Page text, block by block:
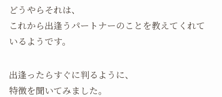
どうやらそれは、
これから出逢うパートナーのことを教えてくれて
いるようです。
出逢ったらすぐに判るように、
特徴を聞いてみました。